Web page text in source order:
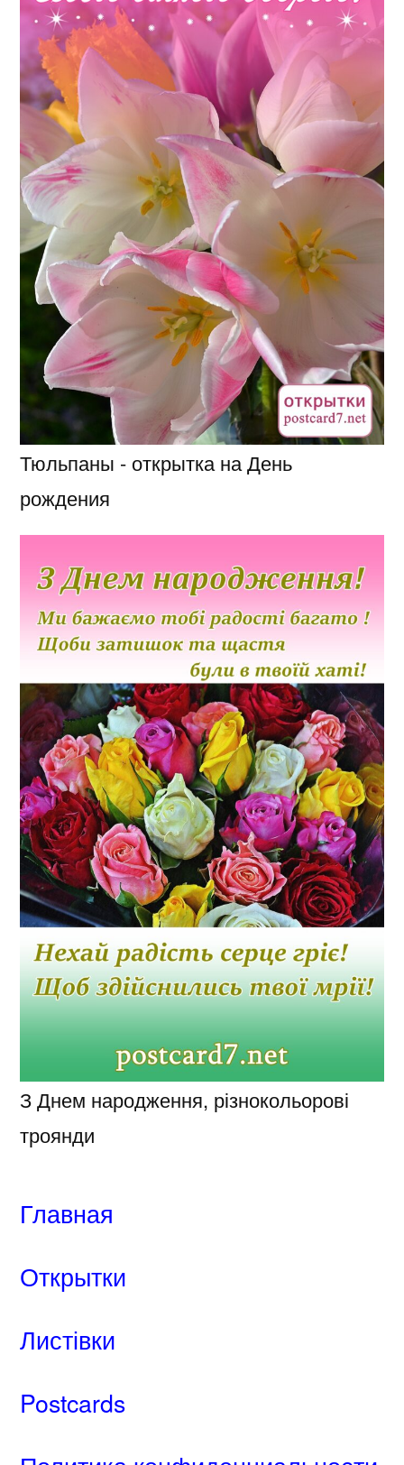
Тюльпаны - открытка на День
рождения
З Днем народження, різнокольорові
троянди
Главная
Открытки
Листівки
Postcards